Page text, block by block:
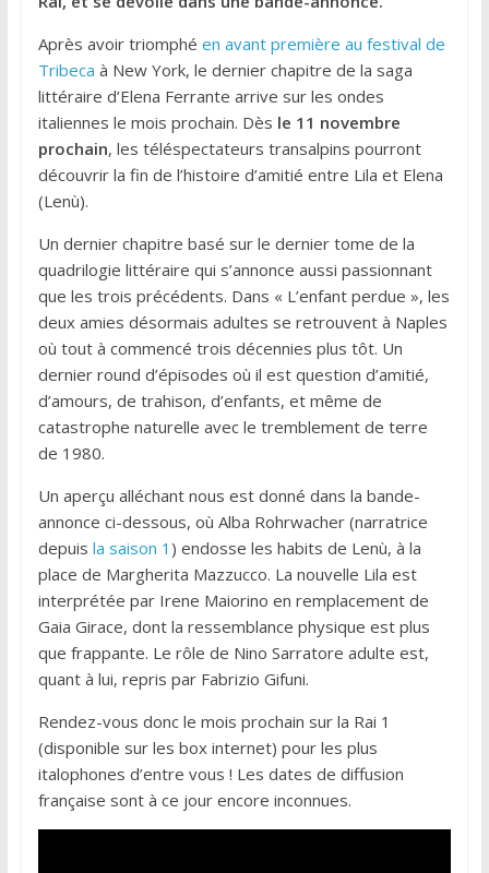
Après avoir triomphé en avant première au festival de
Tribeca à New York, le dernier chapitre de la saga
littéraire d’Elena Ferrante arrive sur les ondes
italiennes le mois prochain. Dès le 11 novembre
prochain, les téléspectateurs transalpins pourront
découvrir la fin de l’histoire d’amitié entre Lila et Elena
(Lenù).
Un dernier chapitre basé sur le dernier tome de la
quadrilogie littéraire qui s’annonce aussi passionnant
que les trois précédents. Dans « L’enfant perdue », les
deux amies désormais adultes se retrouvent à Naples
où tout à commencé trois décennies plus tôt. Un
dernier round d’épisodes où il est question d’amitié,
d’amours, de trahison, d’enfants, et même de
catastrophe naturelle avec le tremblement de terre
de 1980.
Un aperçu alléchant nous est donné dans la bande-
annonce ci-dessous, où Alba Rohrwacher (narratrice
depuis la saison 1 ) endosse les habits de Lenù, à la
place de Margherita Mazzucco. La nouvelle Lila est
interprétée par Irene Maiorino en remplacement de
Gaia Girace, dont la ressemblance physique est plus
que frappante. Le rôle de Nino Sarratore adulte est,
quant à lui, repris par Fabrizio Gifuni.
Rendez-vous donc le mois prochain sur la Rai 1
(disponible sur les box internet) pour les plus
italophones d’entre vous ! Les dates de diffusion
française sont à ce jour encore inconnues.